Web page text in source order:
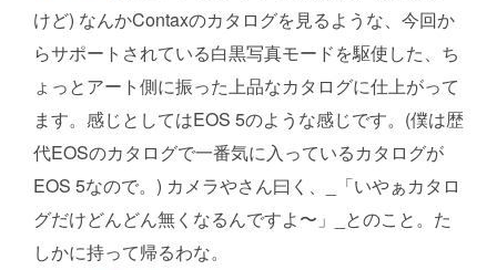
けど) なんかContaxのカタログを見るような、今回か
らサポートされている白黒写真モードを駆使した、ち
ょっとアート側に振った上品なカタログに仕上がって
ます。感じとしてはEOS 5のような感じです。(僕は歴
代EOSのカタログで一番気に入っているカタログが
EOS 5なので。) カメラやさん曰く、_「いやぁカタロ
グだけどんどん無くなるんですよ〜」_とのこと。た
しかに持って帰るわな。